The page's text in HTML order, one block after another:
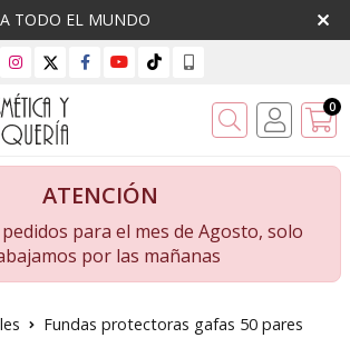
TODO EL MUNDO
Buscar 0
ATENCIÓN
para el mes de Agosto, solo
por las mañanas
Fundas protectoras gafas 50 pares